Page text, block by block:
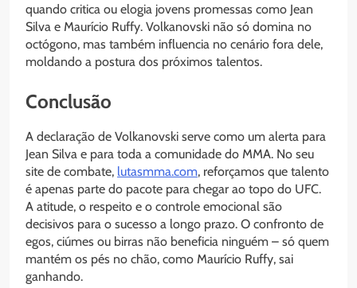
quando critica ou elogia jovens promessas como Jean
Silva e Maurício Ruffy. Volkanovski não só domina no
octógono, mas também influencia no cenário fora dele,
moldando a postura dos próximos talentos.
Conclusão
A declaração de Volkanovski serve como um alerta para
Jean Silva e para toda a comunidade do MMA. No seu
site de combate, lutasmma.com, reforçamos que talento
é apenas parte do pacote para chegar ao topo do UFC.
A atitude, o respeito e o controle emocional são
decisivos para o sucesso a longo prazo. O confronto de
egos, ciúmes ou birras não beneficia ninguém – só quem
mantém os pés no chão, como Maurício Ruffy, sai
ganhando.